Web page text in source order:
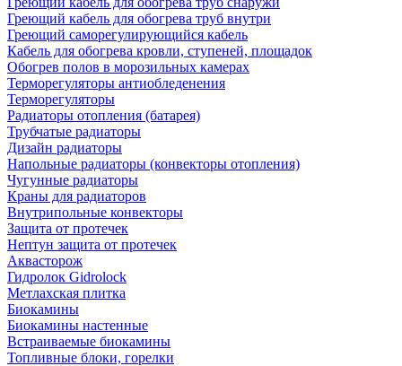
Греющий кабель для обогрева труб внутри
Греющий саморегулирующийся кабель
Кабель для обогрева кровли, ступеней, площадок
Обогрев полов в морозильных камерах
Терморегуляторы антиобледенения
Терморегуляторы
Радиаторы отопления (батарея)
Трубчатые радиаторы
Дизайн радиаторы
Напольные радиаторы (конвекторы отопления)
Чугунные радиаторы
Краны для радиаторов
Внутрипольные конвекторы
Защита от протечек
Нептун защита от протечек
Аквасторож
Гидролок Gidrolock
Метлахская плитка
Биокамины
Биокамины настенные
Встраиваемые биокамины
Топливные блоки, горелки